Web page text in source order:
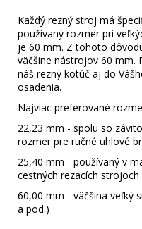
Každý rezný stroj má
používaný rozmer pri
je 60 mm. Z tohoto
väčšine nástrojov 60
náš rezný kotúč aj do
osadenia.
Najviac preferované
22,23 mm - spolu so
rozmer pre ručné uhlové
25,40 mm - používaný v
cestných rezacích
60,00 mm - väčšina veľký
a pod.)